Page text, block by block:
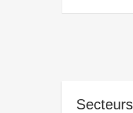
Secteurs